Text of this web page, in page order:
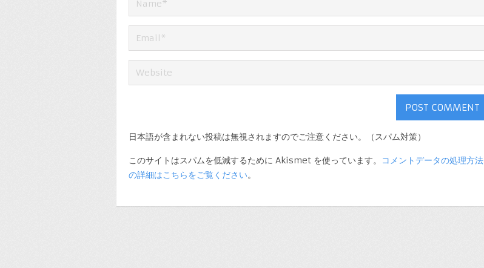
日本語が含まれない投稿は無視されますのでご注意ください。（スパム対策）
このサイトはスパムを低減するために Akismet を使っています。
コメントデータの処理方法
の詳細はこちらをご覧ください。